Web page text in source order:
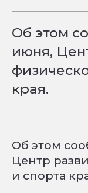
Об этом
июня,
края.
Об этом
Центр
и спорта